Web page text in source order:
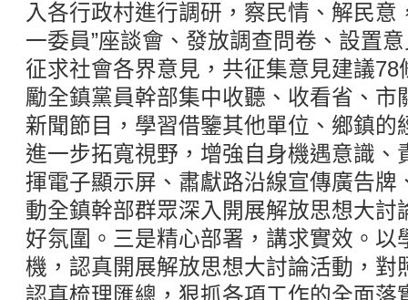
入各行政村進行調研，察民情、解民意
一委員”座談會、發放調查問卷、設置
征求社會各界意見，共征集意見建議
勵全鎮黨員幹部集中收聽、收看省、市
新聞節目，學習借鑒其他單位、鄉鎮的
進一步拓寬視野，增強自身機遇意識、
揮電子顯示屏、肅獻路沿線宣傳廣告牌
動全鎮幹部群眾深入開展解放思想大討
好氛圍。三是精心部署，講求實效。以
機，認真開展解放思想大討論活動，對